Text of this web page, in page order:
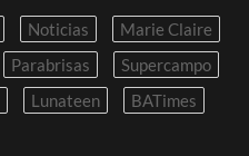
Noticias
Marie Claire
Parabrisas
Supercampo
Lunateen BATimes